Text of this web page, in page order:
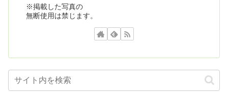
※掲載した写真の
無断使用は禁じます。